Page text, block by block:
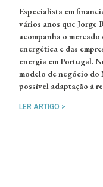
Especialista em
vários anos que Jorge
acompanha o
energética e das
energia em Portugal.
modelo de negócio do
possível adaptação à
LER ARTIGO >